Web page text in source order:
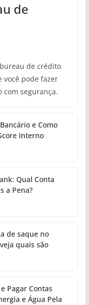
de
de crédito
você pode fazer
com segurança.
e Como
Interno
Qual Conta
a Pena?
de saque no
quais são
Pagar Contas
e Água Pela